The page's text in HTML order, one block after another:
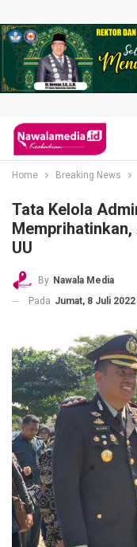
Home Breaking News
Tata Kelola
UU
By Nawala Media
Pada Jumat, 8 Juli 2022